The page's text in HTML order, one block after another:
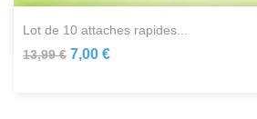
lot de 10 attaches rapides...
13,99 € 7,00 €